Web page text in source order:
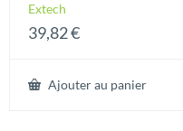
Extech
39,82€
Ajouter au panier